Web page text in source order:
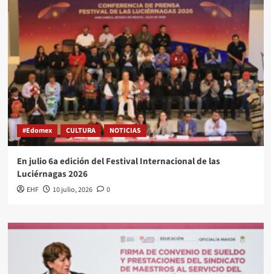
#Edomex CULTURA NOTICIAS
En julio 6a edición del Festival Internacional de las
Luciérnagas 2026
EHF 10 julio, 2026 0